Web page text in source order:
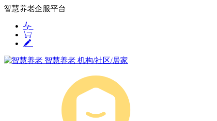
智慧养老企服平台
智慧养老 机构/社区/居家